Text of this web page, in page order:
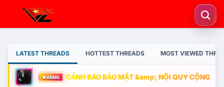
LATEST THREADS HOTTEST THREADS MOST VIEWED
VÀNG CẢNH BÁO BẢO MẬT &amp; NỘI QUY CỘNG